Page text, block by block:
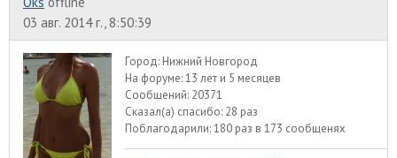
03 авг. 2014 г., 8:50:39
Город: Нижний Новгород
На форуме:13 лет и 5 месяцев
Сообщений: 20371
Сказал(а) спасибо: 28 раз
Поблагодарили:180 раз в 173 сообщенях